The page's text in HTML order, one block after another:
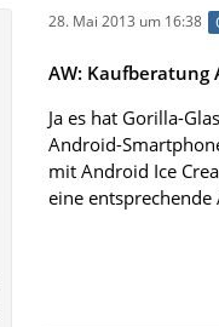
28. Mai 2013 um 16:38
AW: Kaufberatung
Ja es hat Gorilla-
Android-
mit Android Ice
eine